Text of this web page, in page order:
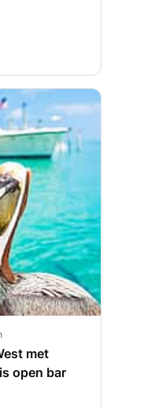
met
open bar